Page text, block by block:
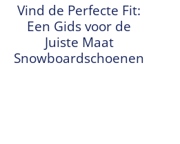
Vind de Perfecte Fit:
Een Gids voor de
Juiste Maat
Snowboardschoenen